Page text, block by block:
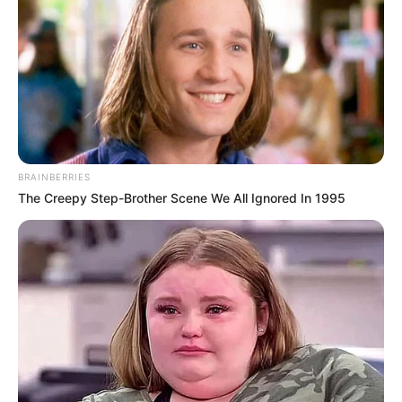
Bodetal im Harz
Ein von Felsen eingefasstes,
wildromantisches Tal, von dem aus die
sagenumwobene Rosstrappe und der
gegenüberliegende Hexentanzplatz mit einem Sessellift
bzw. einer Seilbahn zu erreichen ist.
Rosstrappe bei Thale
Auf einer Felsenspitze oberhalb des
Bodetals gibt es die berühmte Vertiefung,
die laut Sage durch den Huf eines weißen
Rosses entstanden sein soll. Als Wanderziel ist die
Rosstrappe aber in erster Linie wegen der fantastischen
Aussicht beliebt.
Hexentanzplatz bei Thale
Eine gute Aussicht bietet auch der
BRAINBERRIES
The Creepy Step-Brother Scene We All Ignored In 1995